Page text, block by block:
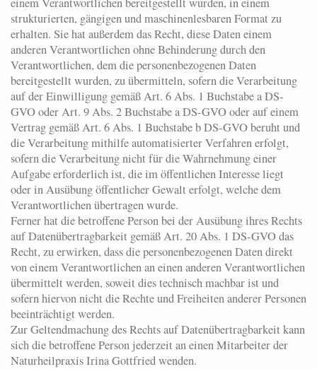
strukturierten, gängigen und maschinenlesbaren Format zu
erhalten. Sie hat außerdem das Recht, diese Daten einem
anderen Verantwortlichen ohne Behinderung durch den
Verantwortlichen, dem die personenbezogenen Daten
bereitgestellt wurden, zu übermitteln, sofern die Verarbeitung
auf der Einwilligung gemäß Art. 6 Abs. 1 Buchstabe a DS-
GVO oder Art. 9 Abs. 2 Buchstabe a DS-GVO oder auf einem
Vertrag gemäß Art. 6 Abs. 1 Buchstabe b DS-GVO beruht und
die Verarbeitung mithilfe automatisierter Verfahren erfolgt,
sofern die Verarbeitung nicht für die Wahrnehmung einer
Aufgabe erforderlich ist, die im öffentlichen Interesse liegt
oder in Ausübung öffentlicher Gewalt erfolgt, welche dem
Verantwortlichen übertragen wurde.
Ferner hat die betroffene Person bei der Ausübung ihres Rechts
auf Datenübertragbarkeit gemäß Art. 20 Abs. 1 DS-GVO das
Recht, zu erwirken, dass die personenbezogenen Daten direkt
von einem Verantwortlichen an einen anderen Verantwortlichen
übermittelt werden, soweit dies technisch machbar ist und
sofern hiervon nicht die Rechte und Freiheiten anderer Personen
beeinträchtigt werden.
Zur Geltendmachung des Rechts auf Datenübertragbarkeit kann
sich die betroffene Person jederzeit an einen Mitarbeiter der
Naturheilpraxis Irina Gottfried wenden.